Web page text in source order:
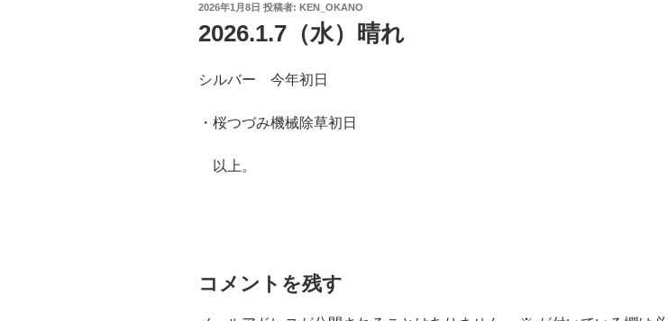
投
日:
2026年1月8日 投稿者: KEN_OKANO
2026.1.7（水）晴れ
シルバー 今年初日
・桜つづみ機械除草初日
以上。
コメントを残す